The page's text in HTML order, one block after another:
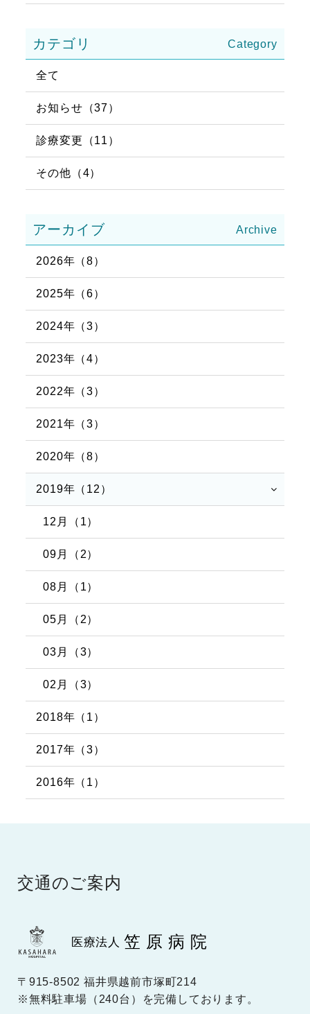
カテゴリ
全て
お知らせ（37）
診療変更（11）
その他（4）
アーカイブ
2026年（8）
2025年（6）
2024年（3）
2023年（4）
2022年（3）
2021年（3）
2020年（8）
2019年（12）
12月（1）
09月（2）
08月（1）
05月（2）
03月（3）
02月（3）
2018年（1）
2017年（3）
2016年（1）
交通のご案内
医療法人 笠原病院
〒915-8502 福井県越前市塚町214
※無料駐車場（240台）を完備しております。